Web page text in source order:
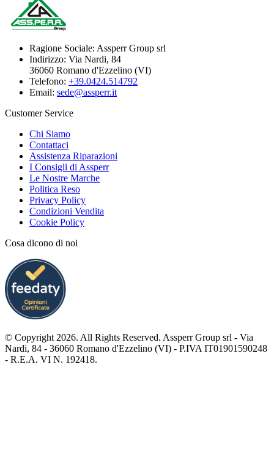
Ragione Sociale: Assperr Group srl
Indirizzo: Via Nardi, 84
36060 Romano d'Ezzelino (VI)
Telefono: +39.0424.514792
Email: sede@assperr.it
Customer Service
Chi Siamo
Contattaci
Assistenza Riparazioni
I Consigli di Assperr
Le Nostre Marche
Politica Reso
Privacy Policy
Condizioni Vendita
Cookie Policy
Cosa dicono di noi
© Copyright 2026. All Rights Reserved. Assperr Group srl - Via
Nardi, 84 - 36060 Romano d'Ezzelino (VI) - P.IVA IT01901590248
- R.E.A. VI N. 192418.